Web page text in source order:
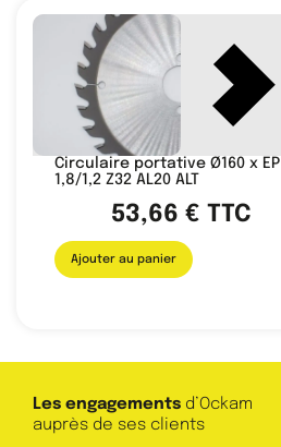
Circulaire portative Ø160 x EP
1,8/1,2 Z32 AL20 ALT
53,66 € TTC
Ajouter au panier
Les engagements d’Ockam
auprès de ses clients